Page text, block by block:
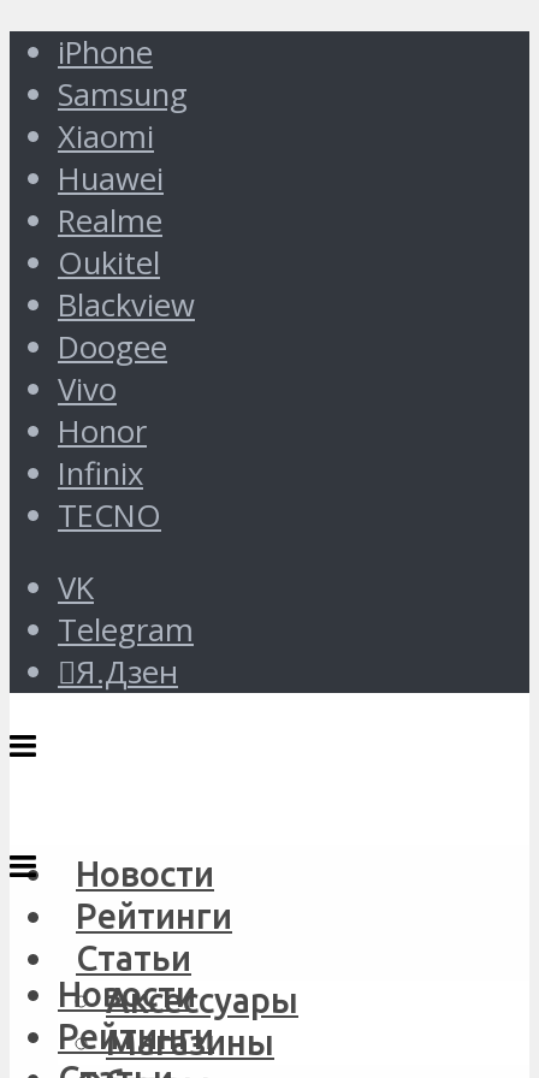
iPhone
Samsung
Xiaomi
Huawei
Realme
Oukitel
Blackview
Doogee
Vivo
Honor
Infinix
TECNO
VK
Telegram
Я.Дзен
Новости
Рейтинги
Статьи
Аксессуары
Магазины
Новости
Рейтинги